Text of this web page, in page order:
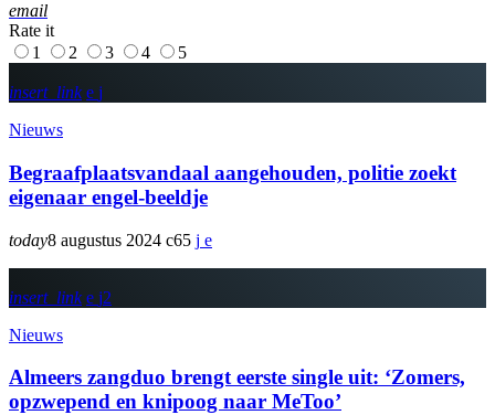
email
Rate it
1
2 3 4 5
insert_link
Nieuws
Begraafplaatsvandaal aangehouden, politie zoekt
eigenaar engel-beeldje
today8 augustus 2024 65
insert_link
2
Nieuws
Almeers zangduo brengt eerste single uit: ‘Zomers,
opzwepend en knipoog naar MeToo’